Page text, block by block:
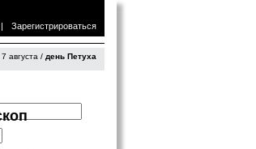
| Зарегистрироваться
августа / день Петуха